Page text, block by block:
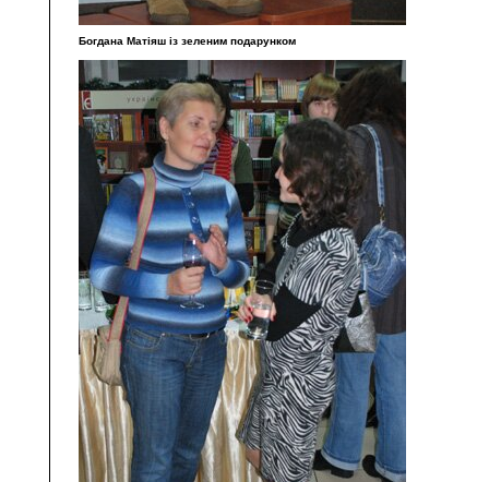
Богдана Матіяш із зеленим подарунком